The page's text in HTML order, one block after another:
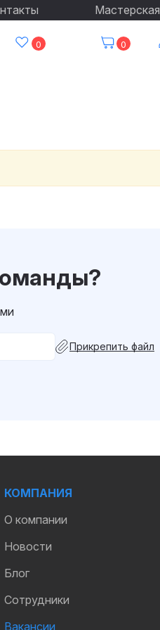
Мастерская
0 0
Прикрепить файл
КОМПАНИЯ
О компании
Новости
Блог
Сотрудники
Вакансии